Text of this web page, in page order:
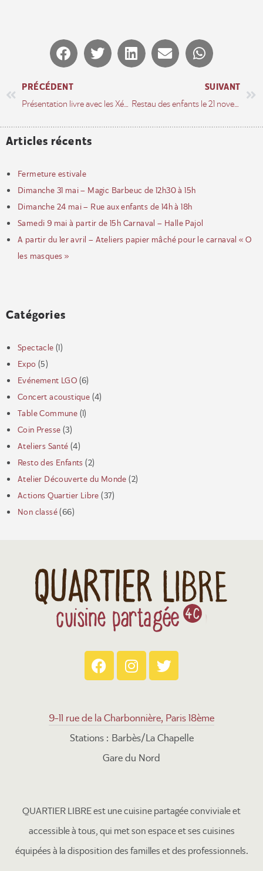
PRÉCÉDENT
Présentation livre avec les Xérographes – 10 octobre
SUIVANT
Restau des enfants le 21 novembre
Articles récents
Fermeture estivale
Dimanche 31 mai – Magic Barbeuc de 12h30 à 15h
Dimanche 24 mai – Rue aux enfants de 14h à 18h
Samedi 9 mai à partir de 15h Carnaval – Halle Pajol
A partir du 1er avril – Ateliers papier mâché pour le carnaval « O
les masques »
Catégories
Spectacle (1)
Expo (5)
Evénement LGO (6)
Concert acoustique (4)
Table Commune (1)
Coin Presse (3)
Ateliers Santé (4)
Resto des Enfants (2)
Atelier Découverte du Monde (2)
Actions Quartier Libre (37)
Non classé(66)
9-11 rue de la Charbonnière, Paris 18ème
Stations : Barbès/La Chapelle
Gare du Nord
QUARTIER LIBRE est une cuisine partagée conviviale et
accessible à tous, qui met son espace et ses cuisines
équipées à la disposition des familles et des professionnels.